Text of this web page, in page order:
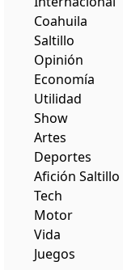
Coahuila
Saltillo
Opinión
Economía
Utilidad
Show
Artes
Deportes
Afición Saltillo
Tech
Motor
Vida
Juegos